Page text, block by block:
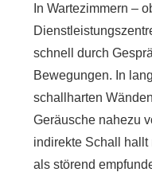
In Wartezimmern –
schnell durch
Bewegungen. In
schallharten
Geräusche nahezu
indirekte Schall hallt
als störend